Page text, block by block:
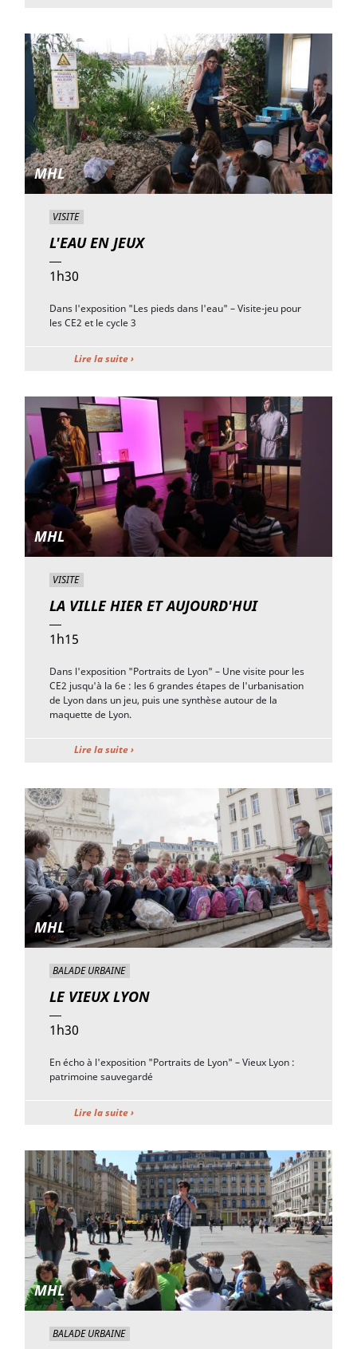
MHL
VISITE
L'EAU EN JEUX
1h30
Dans l'exposition "Les pieds dans l'eau" – Visite-jeu pour
les CE2 et le cycle 3
Lire la suite ›
MHL
VISITE
LA VILLE HIER ET AUJOURD'HUI
1h15
Dans l'exposition "Portraits de Lyon" – Une visite pour les
CE2 jusqu'à la 6e : les 6 grandes étapes de l'urbanisation
de Lyon dans un jeu, puis une synthèse autour de la
maquette de Lyon.
Lire la suite ›
MHL
BALADE URBAINE
LE VIEUX LYON
1h30
En écho à l'exposition "Portraits de Lyon" – Vieux Lyon :
patrimoine sauvegardé
Lire la suite ›
MHL
BALADE URBAINE